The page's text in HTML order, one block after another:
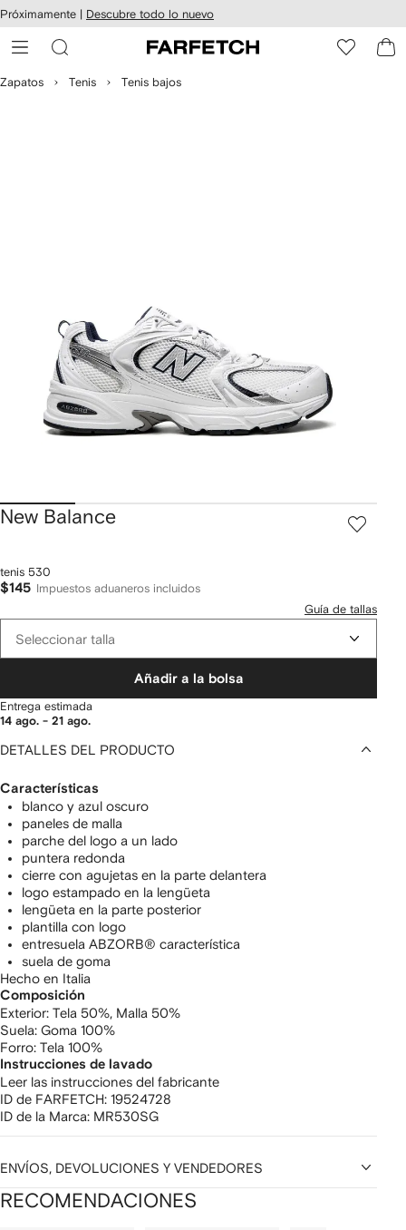
al
Próximamente | Descubre todo lo nuevo
Zapatos Tenis Tenis bajos
New Balance
tenis 530
$145
Impuestos aduaneros incluidos
Guía de tallas
Seleccionar talla
Añadir a la bolsa
Entrega estimada
14 ago. - 21 ago.
DETALLES DEL PRODUCTO
Características
blanco y azul oscuro
paneles de malla
parche del logo a un lado
puntera redonda
cierre con agujetas en la parte delantera
logo estampado en la lengüeta
lengüeta en la parte posterior
plantilla con logo
entresuela ABZORB® característica
suela de goma
Hecho en Italia
Composición
Exterior: Tela 50%, Malla 50%
Suela: Goma 100%
Forro: Tela 100%
Instrucciones de lavado
Leer las instrucciones del fabricante
ID de FARFETCH: 19524728
ID de la Marca: MR530SG
ENVÍOS, DEVOLUCIONES Y VENDEDORES
RECOMENDACIONES